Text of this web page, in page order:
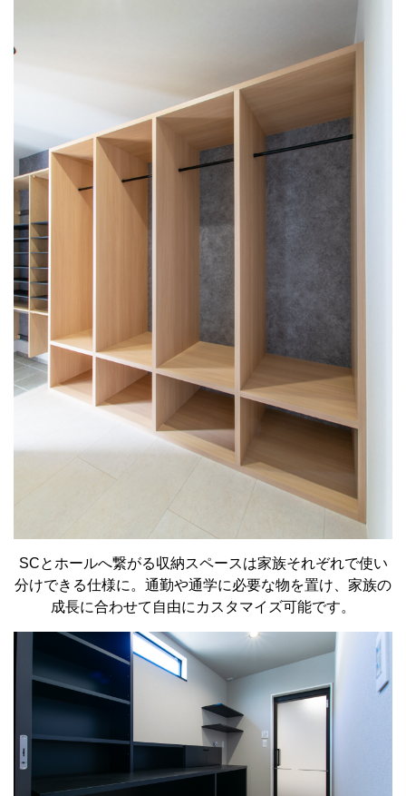
SCとホールへ繋がる収納スペースは家族それぞれで使い
分けできる仕様に。通勤や通学に必要な物を置け、家族の
成長に合わせて自由にカスタマイズ可能です。